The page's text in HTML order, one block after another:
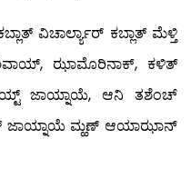
ವಿಚಾರ್ಲ್ಯಾರ್ ಕಬ್ಲಾತ್ ಮೆಳ್ತಿ
ಝಾಮೊರಿನಾಕ್, ಕಳಿತ್
ವಾಯ್ಟ್ ಜಾಯ್ನಾಯೆ, ಆನಿ ತಶೆಂಚ್
ಜಾಯ್ನಾಯೆ ಮ್ಹಣ್ ಆಯಾಝಾನ್